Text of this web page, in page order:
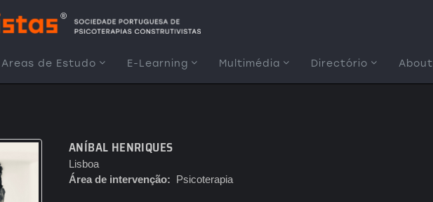
Areas de Estudo E-Learning Multimédia Directório About
ANÍBAL HENRIQUES
Lisboa
Área de intervenção
Psicoterapia